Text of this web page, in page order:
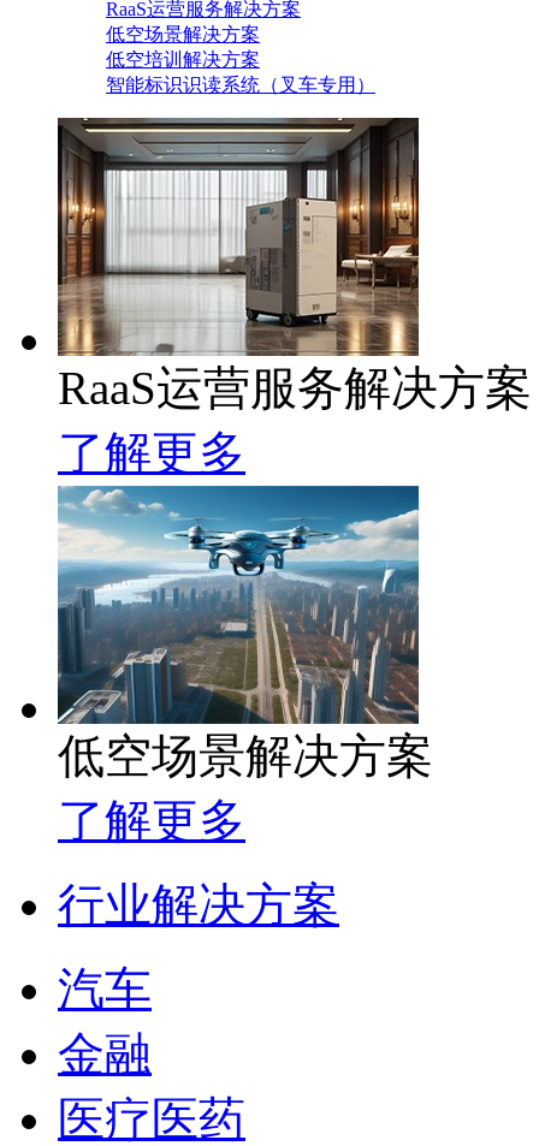
RaaS运营服务解决方案
低空场景解决方案
低空培训解决方案
智能标识识读系统（叉车专用）
RaaS运营服务解决方案
了解更多
低空场景解决方案
了解更多
行业解决方案
汽车
金融
医疗医药